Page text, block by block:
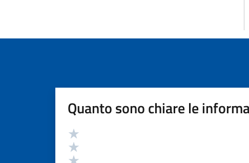
Quanto sono chiare le
Valutazione